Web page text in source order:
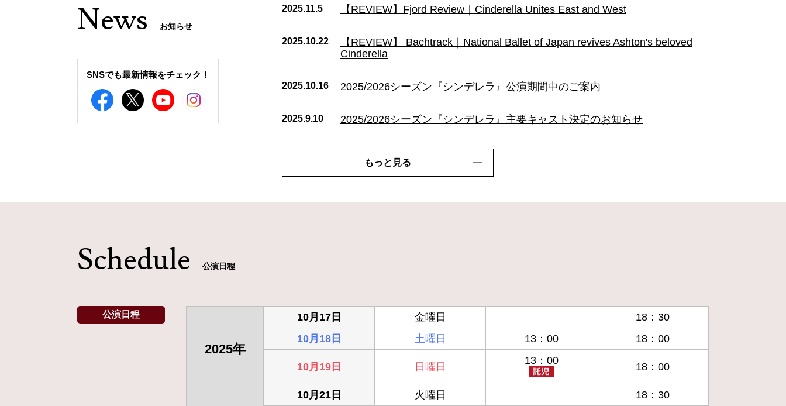
News お知らせ
2025.11.5 【REVIEW】Fjord Review｜Cinderella Unites East and West
2025.10.22
【REVIEW】 Bachtrack｜National Ballet of Japan revives Ashton's beloved
Cinderella
2025.10.16 2025/2026シーズン『シンデレラ』公演期間中のご案内
2025.9.10 2025/2026シーズン『シンデレラ』主要キャスト決定のお知らせ
もっと見る
SNSでも最新情報をチェック！
Schedule 公演日程
公演日程
2025年
10月17日 金曜日
18：30
10月18日
土曜日 13：00 18：00
10月19日 日曜日
13：00
18：00
10月21日 火曜日 18：30